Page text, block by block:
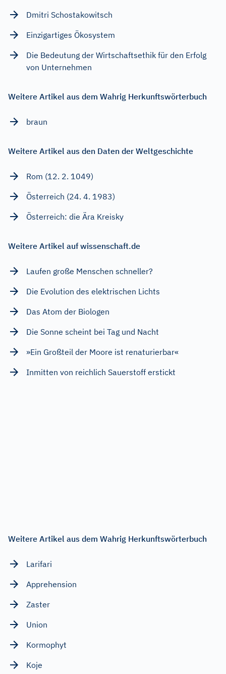
Dmitri Schostakowitsch
Einzigartiges Ökosystem
Die Bedeutung der Wirtschaftsethik für den Erfolg
von Unternehmen
Weitere Artikel aus dem Wahrig Herkunftswörterbuch
braun
Weitere Artikel aus den Daten der Weltgeschichte
Rom (12. 2. 1049)
Österreich (24. 4. 1983)
Österreich: die Ära Kreisky
Weitere Artikel auf wissenschaft.de
Laufen große Menschen schneller?
Die Evolution des elektrischen Lichts
Das Atom der Biologen
Die Sonne scheint bei Tag und Nacht
»Ein Großteil der Moore ist renaturierbar«
Inmitten von reichlich Sauerstoff erstickt
Weitere Artikel aus dem Wahrig Herkunftswörterbuch
Larifari
Apprehension
Zaster
Union
Kormophyt
Koje